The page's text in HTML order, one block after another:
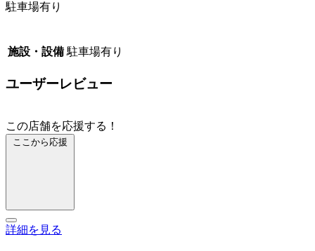
駐車場有り
施設・設備 駐車場有り
ユーザーレビュー
この店舗を応援する！
ここから応援
詳細を見る